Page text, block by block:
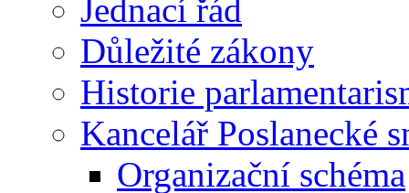
Jednací řád
Důležité zákony
Historie
Kancelář Poslanecké
Organizační schéma